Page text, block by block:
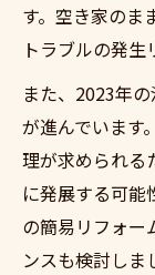
す。空き家のま
トラブルの発生
また、2023年
が進んでいます
理が求められる
に発展する可能
の簡易リフォー
ンスも検討しま